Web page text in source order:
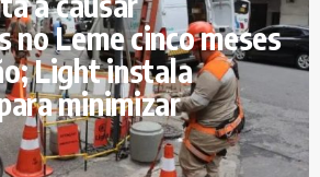
Leme cinco meses
Light instala
minimizar